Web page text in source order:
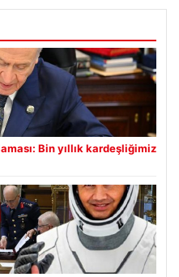
Bin yıllık kardeşliğimiz